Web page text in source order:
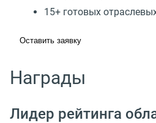
15+ готовых
Оставить заявку
Награды
Лидер рейтинга